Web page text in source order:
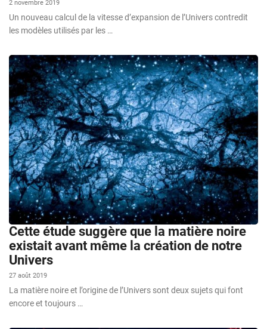
2 novembre 2019
Un nouveau calcul de la vitesse d’expansion de l’Univers contredit
les modèles utilisés par les …
Cette étude suggère que la matière noire
existait avant même la création de notre
Univers
27 août 2019
La matière noire et l’origine de l’Univers sont deux sujets qui font
encore et toujours …